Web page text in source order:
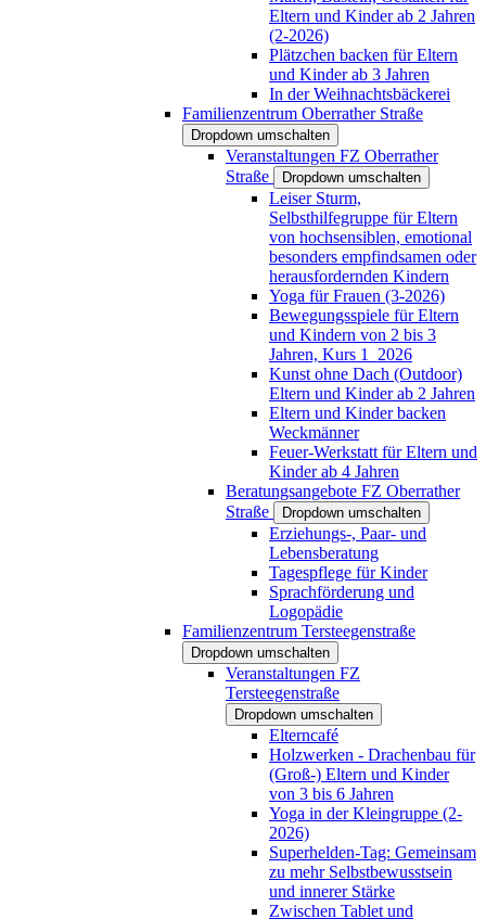
Eltern und Kinder ab 2 Jahren
(2-2026)
Plätzchen backen für Eltern
und Kinder ab 3 Jahren
In der Weihnachtsbäckerei
Familienzentrum Oberrather Straße
Dropdown umschalten
Veranstaltungen FZ Oberrather
Straße
Dropdown umschalten
Leiser Sturm,
Selbsthilfegruppe für Eltern
von hochsensiblen, emotional
besonders empfindsamen oder
herausfordernden Kindern
Yoga für Frauen (3-2026)
Bewegungsspiele für Eltern
und Kindern von 2 bis 3
Jahren, Kurs 1_2026
Kunst ohne Dach (Outdoor)
Eltern und Kinder ab 2 Jahren
Eltern und Kinder backen
Weckmänner
Feuer-Werkstatt für Eltern und
Kinder ab 4 Jahren
Beratungsangebote FZ Oberrather
Straße
Dropdown umschalten
Erziehungs-, Paar- und
Lebensberatung
Tagespflege für Kinder
Sprachförderung und
Logopädie
Familienzentrum Tersteegenstraße
Dropdown umschalten
Veranstaltungen FZ
Tersteegenstraße
Dropdown umschalten
Elterncafé
Holzwerken - Drachenbau für
(Groß-) Eltern und Kinder
von 3 bis 6 Jahren
Yoga in der Kleingruppe (2-
2026)
Superhelden-Tag: Gemeinsam
zu mehr Selbstbewusstsein
und innerer Stärke
Zwischen Tablet und